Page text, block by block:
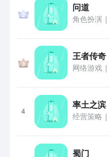
问道
角色扮演 |
王者传奇
网络游戏|
4
率土之滨
经营策略 |
蜀门